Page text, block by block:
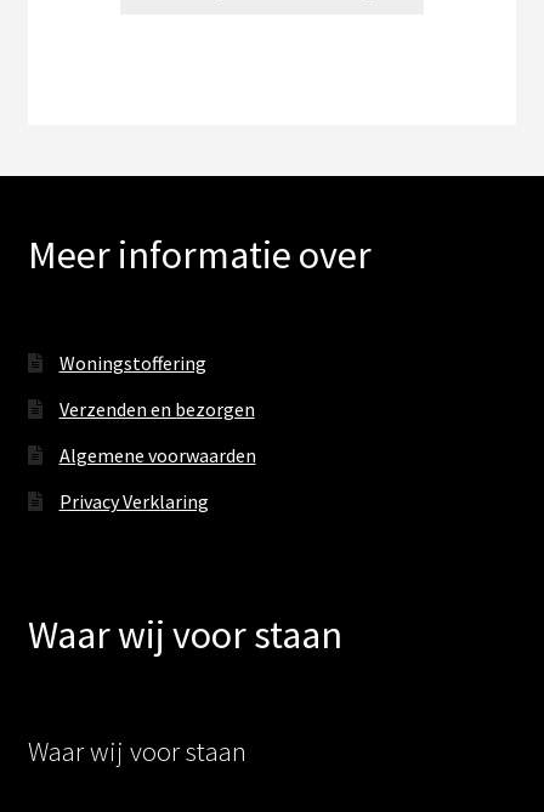
Meer informatie over
Woningstoffering
Verzenden en bezorgen
Algemene voorwaarden
Privacy Verklaring
Waar wij voor staan
Waar wij voor staan